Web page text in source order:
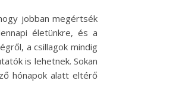
jobban megértsék
életünkre, és a
a csillagok mindig
is lehetnek. Sokan
hónapok alatt eltérő